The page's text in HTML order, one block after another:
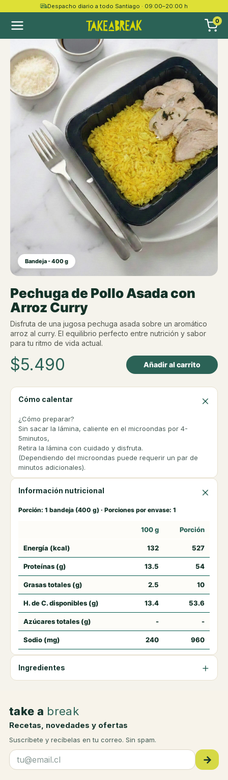
Despacho diario a todo Santiago · 09:00–20:00 h
0
Bandeja - 400 g
Pechuga de Pollo Asada con
Arroz Curry
Disfruta de una jugosa pechuga asada sobre un aromático
arroz al curry. El equilibrio perfecto entre nutrición y sabor
para tu ritmo de vida actual.
$5.490 Añadir al carrito
Cómo calentar
¿Cómo preparar?
Sin sacar la lámina, caliente en el microondas por 4-
5minutos,
Retira la lámina con cuidado y disfruta.
(Dependiendo del microondas puede requerir un par de
minutos adicionales).
Información nutricional
Porción: 1 bandeja (400 g) · Porciones por envase: 1
100 g Porción
Energía (kcal) 132 527
Proteínas (g) 13.5 54
Grasas totales (g) 2.5 10
H. de C. disponibles (g) 13.4 53.6
Azúcares totales (g) - -
Sodio (mg) 240 960
Ingredientes
take a break
Recetas, novedades y ofertas
Suscríbete y recíbelas en tu correo. Sin spam.
→